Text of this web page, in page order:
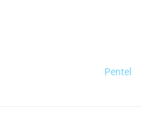
Pentel